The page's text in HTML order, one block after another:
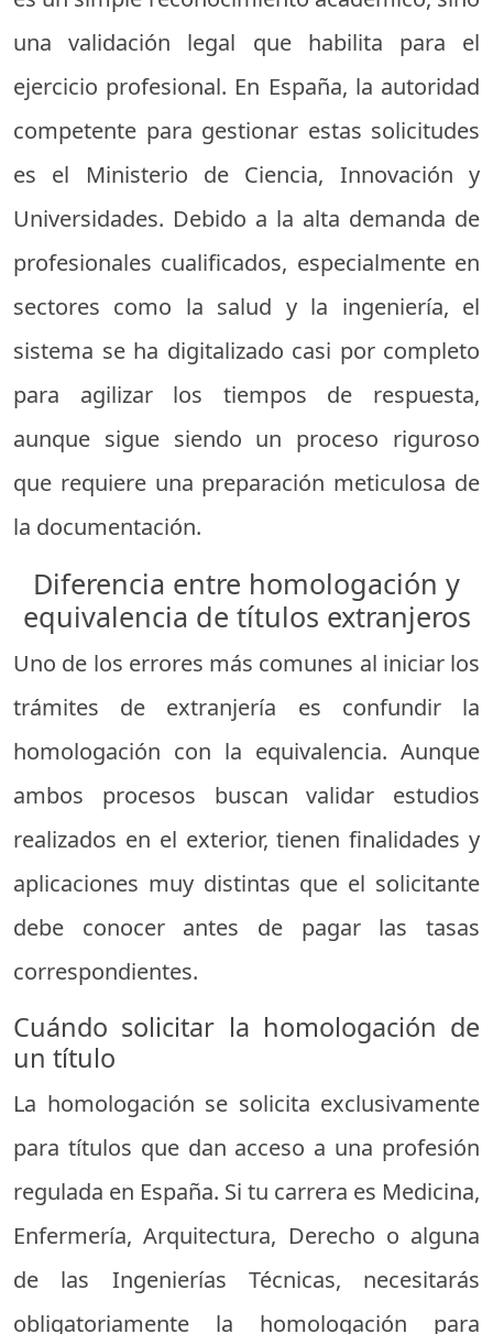
una validación legal que habilita para el
ejercicio profesional. En España, la autoridad
competente para gestionar estas solicitudes
es el Ministerio de Ciencia, Innovación y
Universidades. Debido a la alta demanda de
profesionales cualificados, especialmente en
sectores como la salud y la ingeniería, el
sistema se ha digitalizado casi por completo
para agilizar los tiempos de respuesta,
aunque sigue siendo un proceso riguroso
que requiere una preparación meticulosa de
la documentación.
Diferencia entre homologación y
equivalencia de títulos extranjeros
Uno de los errores más comunes al iniciar los
trámites de extranjería es confundir la
homologación con la equivalencia. Aunque
ambos procesos buscan validar estudios
realizados en el exterior, tienen finalidades y
aplicaciones muy distintas que el solicitante
debe conocer antes de pagar las tasas
correspondientes.
Cuándo solicitar la homologación de
un título
La homologación se solicita exclusivamente
para títulos que dan acceso a una profesión
regulada en España. Si tu carrera es Medicina,
Enfermería, Arquitectura, Derecho o alguna
de las Ingenierías Técnicas, necesitarás
obligatoriamente la homologación para